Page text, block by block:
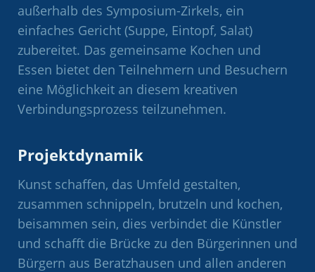
außerhalb des Symposium-Zirkels, ein
einfaches Gericht (Suppe, Eintopf, Salat)
zubereitet. Das gemeinsame Kochen und
Essen bietet den Teilnehmern und Besuchern
eine Möglichkeit an diesem kreativen
Verbindungsprozess teilzunehmen.
Projektdynamik
Kunst schaffen, das Umfeld gestalten,
zusammen schnippeln, brutzeln und kochen,
beisammen sein, dies verbindet die Künstler
und schafft die Brücke zu den Bürgerinnen und
Bürgern aus Beratzhausen und allen anderen